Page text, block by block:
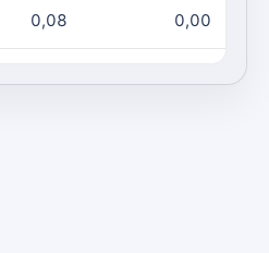
0,08 0,00